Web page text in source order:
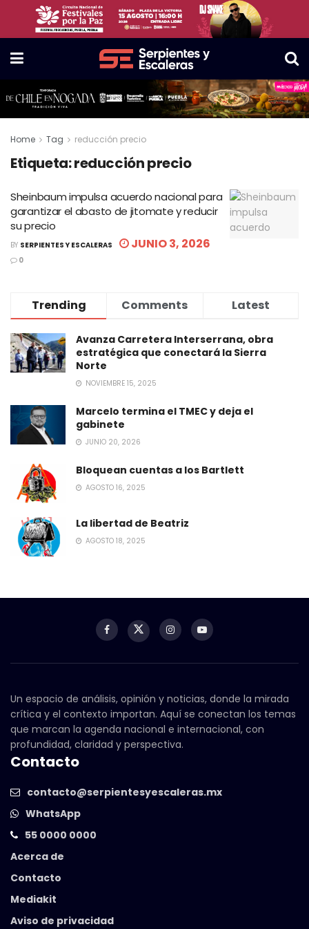
Home Tag reducción precio
Etiqueta:reducción precio
Sheinbaum impulsa acuerdo nacional para
garantizar el abasto de jitomate y reducir
su precio
BY SERPIENTES Y ESCALERAS JUNIO 3, 2026
0
Trending Comments Latest
Avanza Carretera Interserrana, obra
estratégica que conectará la Sierra
Norte
NOVIEMBRE 15, 2025
Marcelo termina el TMEC y deja el
gabinete
JUNIO 20, 2026
Bloquean cuentas a los Bartlett
AGOSTO 16, 2025
La libertad de Beatriz
AGOSTO 18, 2025
Un espacio de análisis, opinión y noticias, donde la mirada
crítica y el contexto importan. Aquí se conectan los temas
que marcan la agenda nacional e internacional, con
profundidad, claridad y perspectiva.
Contacto
contacto@serpientesyescaleras.mx
WhatsApp
55 0000 0000
Acerca de
Contacto
Mediakit
Aviso de privacidad